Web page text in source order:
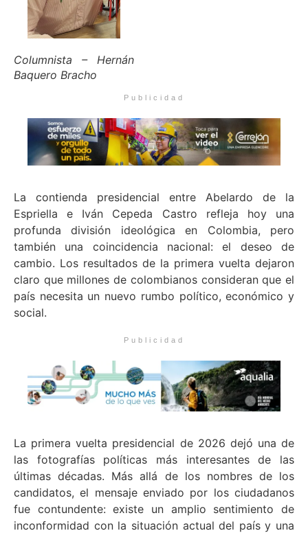
Columnista – Hernán
Baquero Bracho
Publicidad
La contienda presidencial entre Abelardo de la
Espriella e Iván Cepeda Castro refleja hoy una
profunda división ideológica en Colombia, pero
también una coincidencia nacional: el deseo de
cambio. Los resultados de la primera vuelta dejaron
claro que millones de colombianos consideran que el
país necesita un nuevo rumbo político, económico y
social.
Publicidad
La primera vuelta presidencial de 2026 dejó una de
las fotografías políticas más interesantes de las
últimas décadas. Más allá de los nombres de los
candidatos, el mensaje enviado por los ciudadanos
fue contundente: existe un amplio sentimiento de
inconformidad con la situación actual del país y una